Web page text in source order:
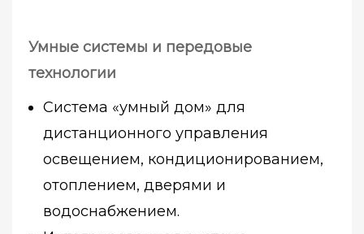
Умные системы и передовые
технологии
Система «умный дом» для
дистанционного управления
освещением, кондиционированием,
отоплением, дверями и
водоснабжением.